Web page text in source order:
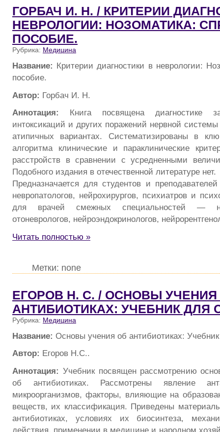
ГОРБАЧ И. Н. / КРИТЕРИИ
НЕВРОЛОГИИ: НОЗОМАТИКА:
ПОСОБИЕ.
Рубрика: Медицина
Название: Критерии диагностики в неврологии:
пособие.
Автор: Горбач И. Н.
Аннотация: Книга посвящена диагностике
интоксикаций и других поражений нервной
атипичных вариантах. Систематизированы в
алгоритма клинические и параклинические
расстройств в сравнении с усредненными
Подобного издания в отечественной литературе нет.
Предназначается для студентов и
невропатологов, нейрохирургов, психиатров и
для врачей смежных специальностей —
отоневрологов, нейроэндокринологов,
Читать полностью »
Метки: none
ЕГОРОВ Н. С. / ОСНОВЫ
АНТИБИОТИКАХ: УЧЕБНИК ДЛЯ
Рубрика: Медицина
Название: Основы учения об антибиотиках:
Автор: Егоров Н.С..
Аннотация: Учебник посвящен рассмотрению
об антибиотиках. Рассмотрены явление
микроорганизмов, факторы, влияющие на
веществ, их классификация. Приведены
антибиотиках, условиях их биосинтеза,
действия. применении в медицине и народном